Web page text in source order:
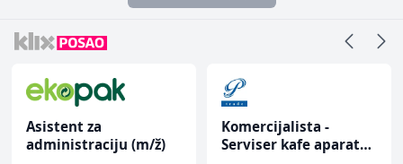
Asistent za
administraciju (m/ž)
Komercijalista -
Serviser kafe aparata